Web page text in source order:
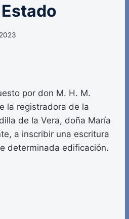
por don M. H. M.
la registradora de la
de la Vera, doña María
a inscribir una escritura
determinada edificación.